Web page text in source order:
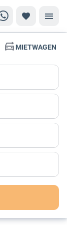
MIETWAGEN